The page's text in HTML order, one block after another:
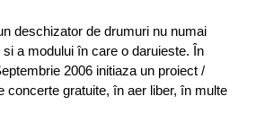
deschizator de drumuri nu numai
a modului în care o daruieste. În
2006 initiaza un proiect /
concerte gratuite, în aer liber, în multe